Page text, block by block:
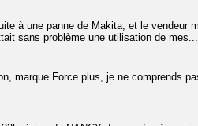
à une panne de Makita, et le vendeur
sans problème une utilisation de mes...
marque Force plus, je ne comprends